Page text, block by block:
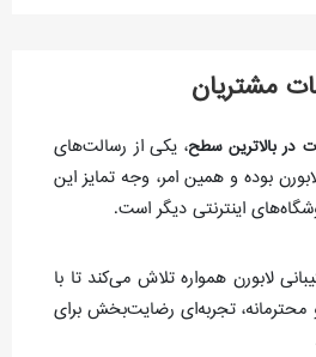
مشتریان
در بالاترین سطح، یکی از رسالت‌های
بوده و همین امر، وجه تمایز این
اینترنتی دیگر است.
لابورن همواره تلاش می‌کند تا با
تجربه‌ای رضایت‌بخش برای